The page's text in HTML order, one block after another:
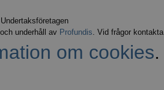
underhåll av Profundis . Vid frågor
om cookies.